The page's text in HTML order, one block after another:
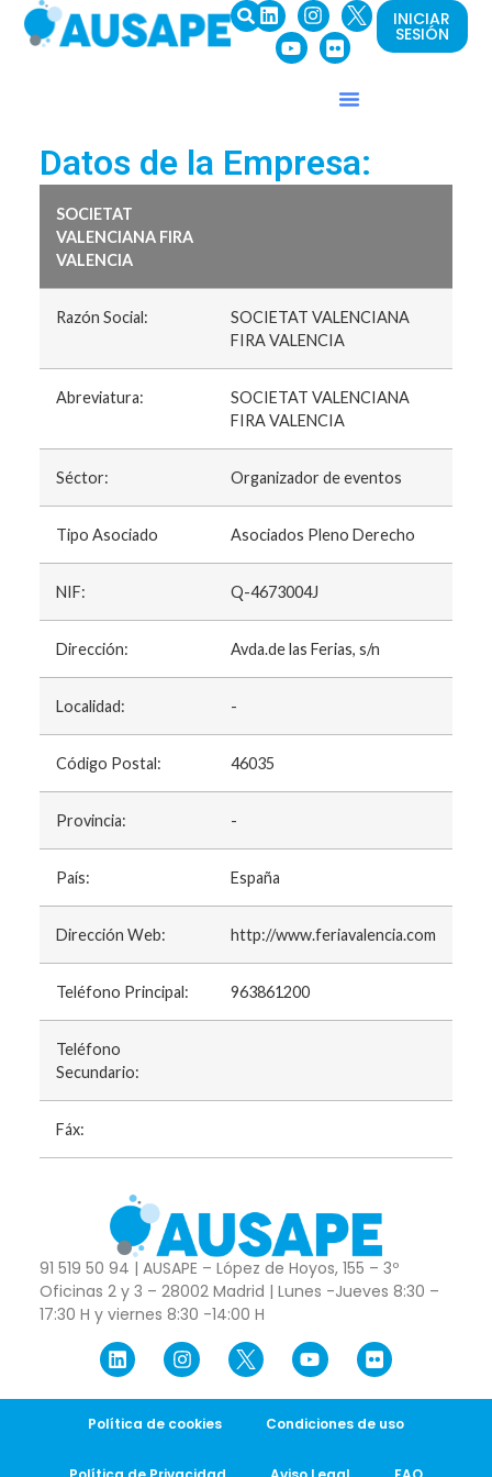
INICIAR
SESIÓN
Datos de la Empresa:
SOCIETAT
VALENCIANA FIRA
VALENCIA
Razón Social:
SOCIETAT VALENCIANA
FIRA VALENCIA
Abreviatura:
SOCIETAT VALENCIANA
FIRA VALENCIA
Séctor: Organizador de eventos
Tipo Asociado Asociados Pleno Derecho
NIF: Q-4673004J
Dirección: Avda.de las Ferias, s/n
Localidad: -
Código Postal: 46035
Provincia: -
País: España
Dirección Web: http://www.feriavalencia.com
Teléfono Principal: 963861200
Teléfono
Secundario:
Fáx:
91 519 50 94 | AUSAPE – López de Hoyos, 155 – 3º
Oficinas 2 y 3 – 28002 Madrid | Lunes -Jueves 8:30 –
17:30 H y viernes 8:30 -14:00 H
Política de cookies Condiciones de uso